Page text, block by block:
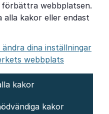
webbplatsen.
alla kakor eller endast
dina inställningar
webbplats
kakor
kakor